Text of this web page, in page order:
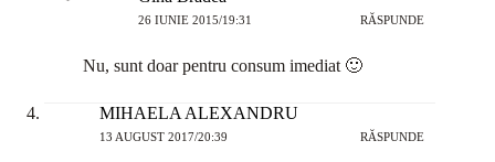
26 IUNIE 2015/19:31 RĂSPUNDE
Nu, sunt doar pentru consum imediat 🙂
MIHAELA ALEXANDRU
13 AUGUST 2017/20:39 RĂSPUNDE